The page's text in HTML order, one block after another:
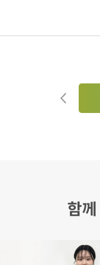
함께